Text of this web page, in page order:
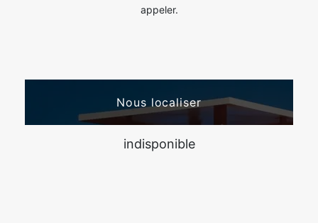
appeler.
Nous localiser
indisponible